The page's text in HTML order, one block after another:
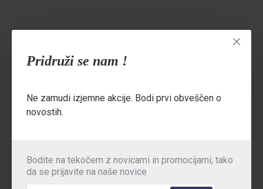
Pridruži se nam !
Ne zamudi izjemne akcije. Bodi prvi obveščen o
novostih.
Bodite na tekočem z novicami in promocijami, tako
da se prijavite na naše novice